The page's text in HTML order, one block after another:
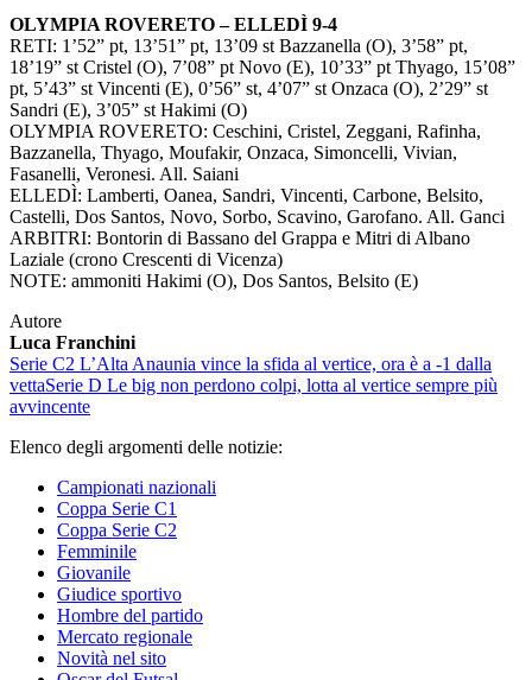
OLYMPIA ROVERETO – ELLEDÌ 9-4
RETI: 1’52” pt, 13’51” pt, 13’09 st Bazzanella (O), 3’58” pt,
18’19” st Cristel (O), 7’08” pt Novo (E), 10’33” pt Thyago, 15’08”
pt, 5’43” st Vincenti (E), 0’56” st, 4’07” st Onzaca (O), 2’29” st
Sandri (E), 3’05” st Hakimi (O)
OLYMPIA ROVERETO: Ceschini, Cristel, Zeggani, Rafinha,
Bazzanella, Thyago, Moufakir, Onzaca, Simoncelli, Vivian,
Fasanelli, Veronesi. All. Saiani
ELLEDÌ: Lamberti, Oanea, Sandri, Vincenti, Carbone, Belsito,
Castelli, Dos Santos, Novo, Sorbo, Scavino, Garofano. All. Ganci
ARBITRI: Bontorin di Bassano del Grappa e Mitri di Albano
Laziale (crono Crescenti di Vicenza)
NOTE: ammoniti Hakimi (O), Dos Santos, Belsito (E)
Autore
Luca Franchini
Serie C2 L’Alta Anaunia vince la sfida al vertice, ora è a -1 dalla
vettaSerie D Le big non perdono colpi, lotta al vertice sempre più
avvincente
Elenco degli argomenti delle notizie:
Campionati nazionali
Coppa Serie C1
Coppa Serie C2
Femminile
Giovanile
Giudice sportivo
Hombre del partido
Mercato regionale
Novità nel sito